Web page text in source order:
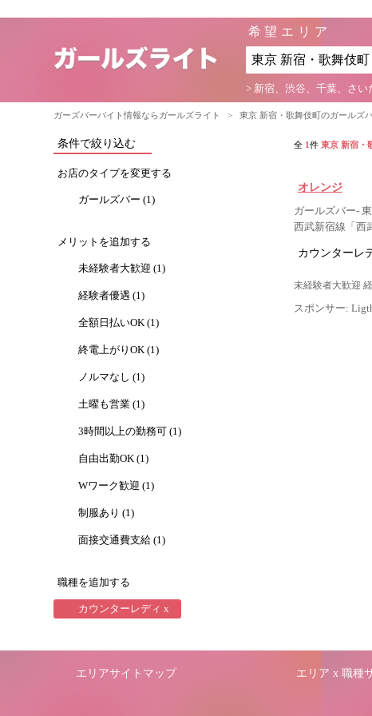
希望エリア
> 新宿、渋谷、千葉、さい
ガーズバーバイト情報ならガールズライト > 東京 新宿・歌舞伎町のガールズ
条件で絞り込む
お店のタイプを変更する
ガールズバー (1)
メリットを追加する
未経験者大歓迎 (1)
経験者優遇 (1)
全額日払いOK (1)
終電上がりOK (1)
ノルマなし (1)
土曜も営業 (1)
3時間以上の勤務可 (1)
自由出勤OK (1)
Wワーク歓迎 (1)
制服あり (1)
面接交通費支給 (1)
職種を追加する
カウンターレディ x
全 1件 東京 新宿・
オレンジ
ガールズバー-
西武新宿線「西
カウンターレ
未経験者大歓迎
スポンサー:
エリアサイトマップ エリア x 職種